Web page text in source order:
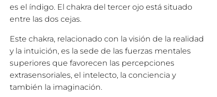
es el índigo. El chakra del tercer ojo está situado
entre las dos cejas.
Este chakra, relacionado con la visión de la realidad
y la intuición, es la sede de las fuerzas mentales
superiores que favorecen las percepciones
extrasensoriales, el intelecto, la conciencia y
también la imaginación.